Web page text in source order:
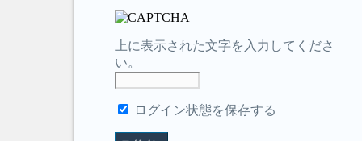
上に表示された文字を入力してくださ
い。
ログイン状態を保存する